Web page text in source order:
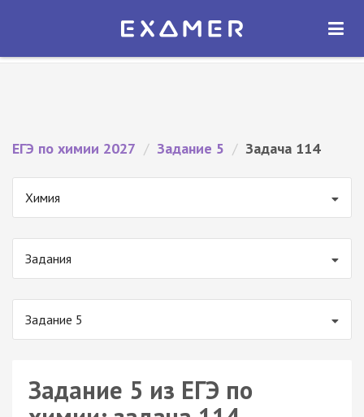
Экзамер — ЕГЭ 2027
ОТКРЫТЬ
ЕГЭ по химии 2027 / Задание 5 / Задача 114
Химия
Задания
Задание 5
Задание 5 из ЕГЭ по